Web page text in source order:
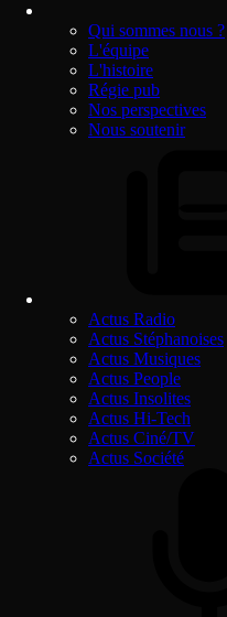
Qui sommes nous ?
L'équipe
L'histoire
Régie pub
Nos perspectives
Nous soutenir
Actus Radio
Actus Stéphanoises
Actus Musiques
Actus People
Actus Insolites
Actus Hi-Tech
Actus Ciné/TV
Actus Société